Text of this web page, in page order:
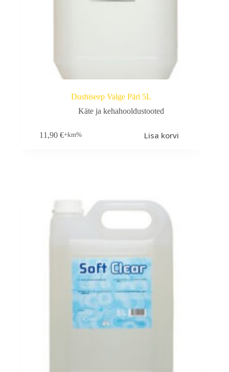
Dushiseep Valge Pärl 5L
Käte ja kehahooldustooted
11,90€+km% Lisa korvi